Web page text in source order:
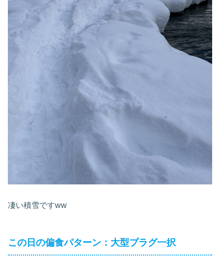
凄い積雪ですww
この日の偏食パターン：大型プラグ一択